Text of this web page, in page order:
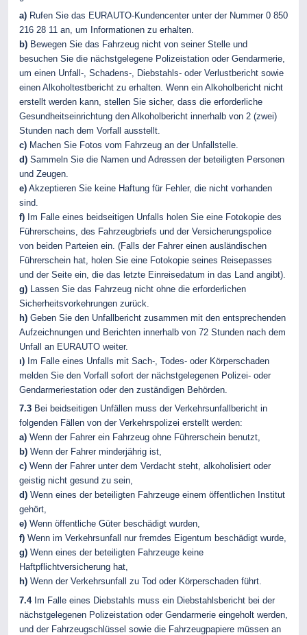
a) Rufen Sie das EURAUTO-Kundencenter unter der Nummer 0 850
216 28 11 an, um Informationen zu erhalten.
b) Bewegen Sie das Fahrzeug nicht von seiner Stelle und
besuchen Sie die nächstgelegene Polizeistation oder Gendarmerie,
um einen Unfall-, Schadens-, Diebstahls- oder Verlustbericht sowie
einen Alkoholtestbericht zu erhalten. Wenn ein Alkoholbericht nicht
erstellt werden kann, stellen Sie sicher, dass die erforderliche
Gesundheitseinrichtung den Alkoholbericht innerhalb von 2 (zwei)
Stunden nach dem Vorfall ausstellt.
c) Machen Sie Fotos vom Fahrzeug an der Unfallstelle.
d) Sammeln Sie die Namen und Adressen der beteiligten Personen
und Zeugen.
e) Akzeptieren Sie keine Haftung für Fehler, die nicht vorhanden
sind.
f) Im Falle eines beidseitigen Unfalls holen Sie eine Fotokopie des
Führerscheins, des Fahrzeugbriefs und der Versicherungspolice
von beiden Parteien ein. (Falls der Fahrer einen ausländischen
Führerschein hat, holen Sie eine Fotokopie seines Reisepasses
und der Seite ein, die das letzte Einreisedatum in das Land angibt).
g) Lassen Sie das Fahrzeug nicht ohne die erforderlichen
Sicherheitsvorkehrungen zurück.
h) Geben Sie den Unfallbericht zusammen mit den entsprechenden
Aufzeichnungen und Berichten innerhalb von 72 Stunden nach dem
Unfall an EURAUTO weiter.
ı) Im Falle eines Unfalls mit Sach-, Todes- oder Körperschaden
melden Sie den Vorfall sofort der nächstgelegenen Polizei- oder
Gendarmeriestation oder den zuständigen Behörden.
7.3 Bei beidseitigen Unfällen muss der Verkehrsunfallbericht in
folgenden Fällen von der Verkehrspolizei erstellt werden:
a) Wenn der Fahrer ein Fahrzeug ohne Führerschein benutzt,
b) Wenn der Fahrer minderjährig ist,
c) Wenn der Fahrer unter dem Verdacht steht, alkoholisiert oder
geistig nicht gesund zu sein,
d) Wenn eines der beteiligten Fahrzeuge einem öffentlichen Institut
gehört,
e) Wenn öffentliche Güter beschädigt wurden,
f) Wenn im Verkehrsunfall nur fremdes Eigentum beschädigt wurde,
g) Wenn eines der beteiligten Fahrzeuge keine
Haftpflichtversicherung hat,
h) Wenn der Verkehrsunfall zu Tod oder Körperschaden führt.
7.4Im Falle eines Diebstahls muss ein Diebstahlsbericht bei der
nächstgelegenen Polizeistation oder Gendarmerie eingeholt werden,
und der Fahrzeugschlüssel sowie die Fahrzeugpapiere müssen an